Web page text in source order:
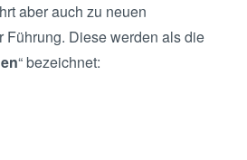
aber auch zu neuen
Führung. Diese werden als die
“ bezeichnet: